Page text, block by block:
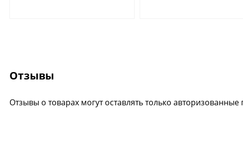
Отзывы
Отзывы о товарах могут оставлять только авторизованные